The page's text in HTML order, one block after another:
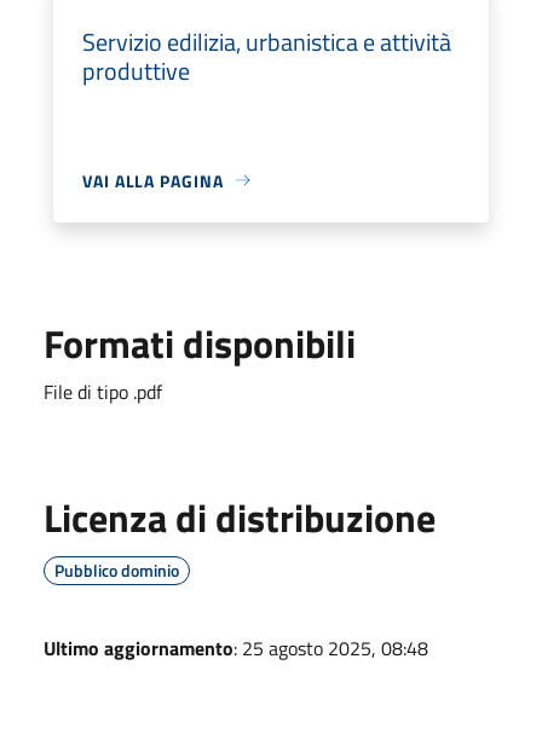
Servizio edilizia, urbanistica e attività
produttive
VAI ALLA PAGINA
Formati disponibili
File di tipo .pdf
Licenza di distribuzione
Pubblico dominio
Ultimo aggiornamento: 25 agosto 2025, 08:48